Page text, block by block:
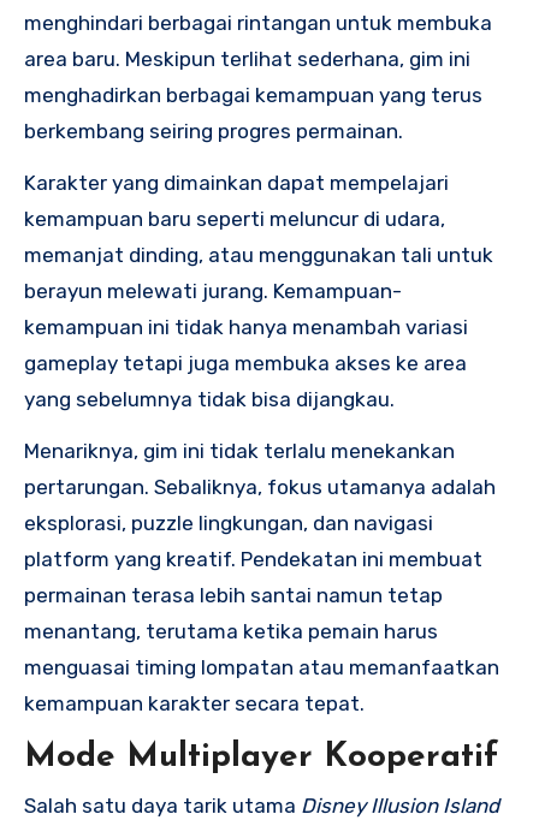
menghindari berbagai rintangan untuk membuka
area baru. Meskipun terlihat sederhana, gim ini
menghadirkan berbagai kemampuan yang terus
berkembang seiring progres permainan.
Karakter yang dimainkan dapat mempelajari
kemampuan baru seperti meluncur di udara,
memanjat dinding, atau menggunakan tali untuk
berayun melewati jurang. Kemampuan-
kemampuan ini tidak hanya menambah variasi
gameplay tetapi juga membuka akses ke area
yang sebelumnya tidak bisa dijangkau.
Menariknya, gim ini tidak terlalu menekankan
pertarungan. Sebaliknya, fokus utamanya adalah
eksplorasi, puzzle lingkungan, dan navigasi
platform yang kreatif. Pendekatan ini membuat
permainan terasa lebih santai namun tetap
menantang, terutama ketika pemain harus
menguasai timing lompatan atau memanfaatkan
kemampuan karakter secara tepat.
Mode Multiplayer Kooperatif
Salah satu daya tarik utama Disney Illusion Island